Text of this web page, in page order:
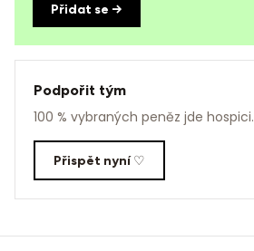
Přidat se →
Podpořit tým
100 % vybraných peněz jde hospici.
Přispět nyní ♡